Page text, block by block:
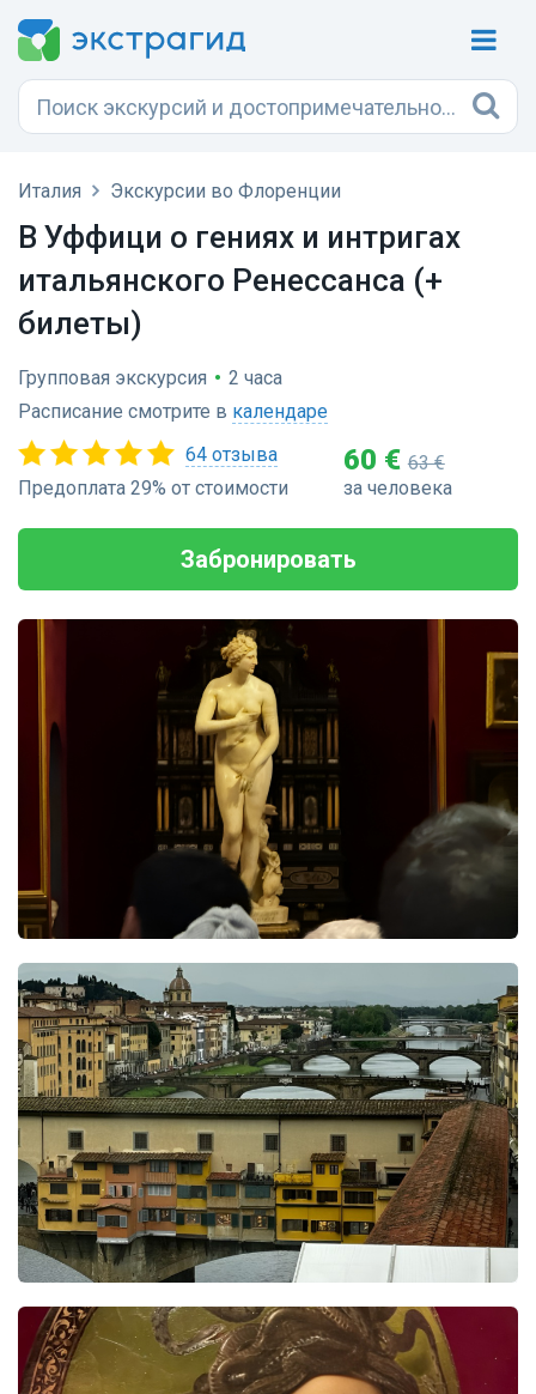
Италия Экскурсии во Флоренции
В Уффици о гениях и интригах
итальянского Ренессанса (+
билеты)
Групповая экскурсия • 2 часа
Расписание смотрите в календаре
64 отзыва
Предоплата 29% от стоимости
60 € 63 €
за человека
Забронировать